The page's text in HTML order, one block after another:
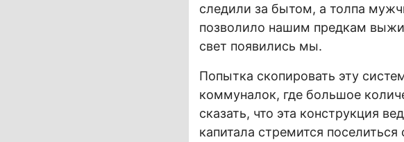
следили за бытом, а толпа
позволило нашим предкам
свет появились мы.
Попытка скопировать эту
коммуналок, где большое
сказать, что эта конструкция
капитала стремится